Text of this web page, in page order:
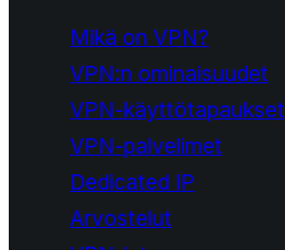
Mikä on VPN?
VPN:n ominaisuudet
VPN-käyttötapaukset
VPN-palvelimet
Dedicated IP
Arvostelut